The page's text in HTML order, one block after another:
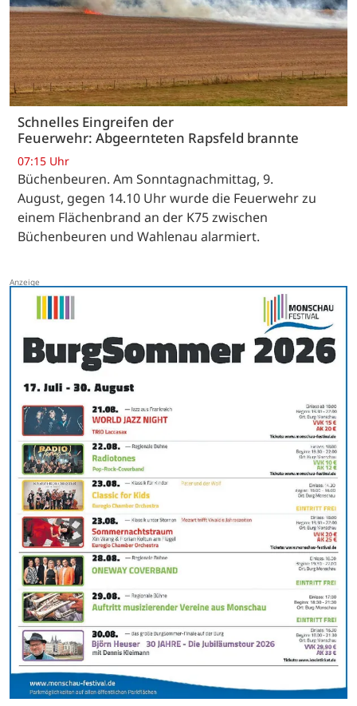
Schnelles Eingreifen der
Feuerwehr: Abgeernteten Rapsfeld brannte
07:15 Uhr
Büchenbeuren. Am Sonntagnachmittag, 9.
August, gegen 14.10 Uhr wurde die Feuerwehr zu
einem Flächenbrand an der K75 zwischen
Büchenbeuren und Wahlenau alarmiert.